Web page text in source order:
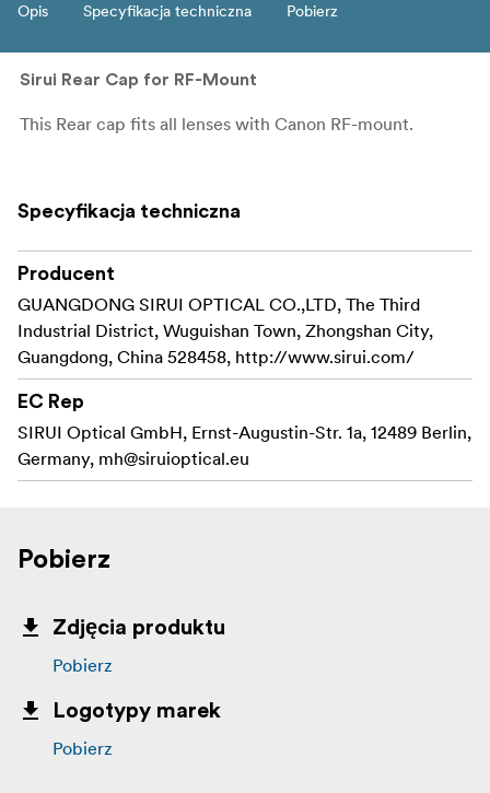
Opis Specyfikacja techniczna Pobierz
Sirui Rear Cap for RF-Mount
This Rear cap fits all lenses with Canon RF-mount.
Specyfikacja techniczna
Producent
GUANGDONG SIRUI OPTICAL CO.,LTD, The Third
Industrial District, Wuguishan Town, Zhongshan City,
Guangdong, China 528458, http://www.sirui.com/
EC Rep
SIRUI Optical GmbH, Ernst-Augustin-Str. 1a, 12489 Berlin,
Germany, mh@siruioptical.eu
Pobierz
Zdjęcia produktu
Pobierz
Logotypy marek
Pobierz